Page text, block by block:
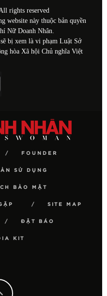
rights reserved
website này thuộc bản quyền
Nữ Doanh Nhân.
bị xem là vi phạm Luật Sở
hòa Xã hội Chủ nghĩa Việt
FOUNDER
SỬ DỤNG
BẢO MẬT
SITE MAP
ĐẶT BÁO
KIT